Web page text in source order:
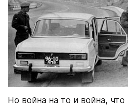
Но война на то и война,